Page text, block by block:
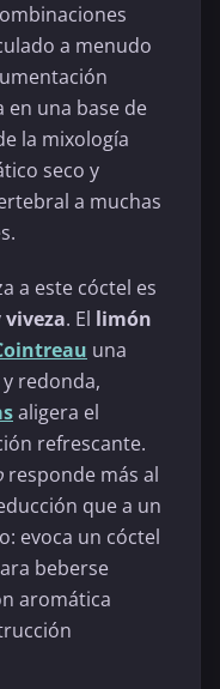
a menudo
en una base de
la mixología
seco y
a muchas
a este cóctel es
viveza. El limón
una
redonda,
aligera el
refrescante.
responde más al
que a un
evoca un cóctel
beberse
aromática